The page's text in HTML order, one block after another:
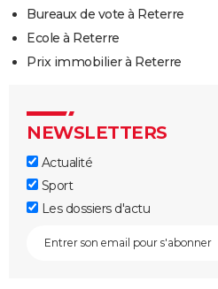
Bureaux de vote à Reterre
Ecole à Reterre
Prix immobilier à Reterre
NEWSLETTERS
Actualité
Sport
Les dossiers d'actu